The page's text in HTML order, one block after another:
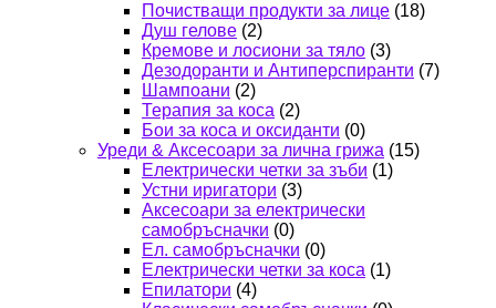
Почистващи продукти за лице (18)
Душ гелове (2)
Кремове и лосиони за тяло (3)
Дезодоранти и Антиперспиранти (7)
Шампоани (2)
Терапия за коса (2)
Бои за коса и оксиданти (0)
Уреди & Аксесоари за лична грижа (15)
Електрически четки за зъби (1)
Устни иригатори (3)
Аксесоари за електрически
самобръсначки (0)
Ел. самобръсначки (0)
Електрически четки за коса (1)
Епилатори (4)